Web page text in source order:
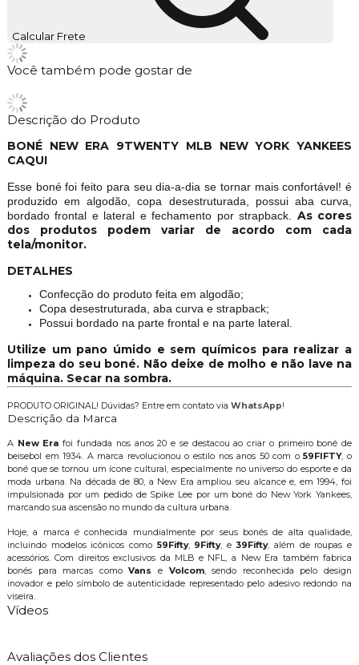
Calcular Frete
Você também pode gostar de
Descrição do Produto
BONÉ NEW ERA 9TWENTY MLB NEW YORK YANKEES
CAQUI
Esse boné foi feito para seu dia-a-dia se tornar mais confortável! é
produzido em algodão, copa desestruturada, possui aba curva,
bordado frontal e lateral e fechamento por strapback. As cores
dos produtos podem variar de acordo com cada
tela/monitor.
DETALHES
Confecção do produto feita em algodão;
Copa desestruturada, aba curva e strapback;
Possui bordado na parte frontal e na parte lateral.
Utilize um pano úmido e sem químicos para realizar a
limpeza do seu boné. Não deixe de molho e não lave na
máquina. Secar na sombra.
PRODUTO ORIGINAL! Dúvidas? Entre em contato via WhatsApp!
Descrição da Marca
A New Era foi fundada nos anos 20 e se destacou ao criar o primeiro boné de
beisebol em 1934. A marca revolucionou o estilo nos anos 50 com o59FIFTY, o
boné que se tornou um ícone cultural, especialmente no universo do esporte e da
moda urbana. Na década de 80, a New Era ampliou seu alcance e, em 1994, foi
impulsionada por um pedido de Spike Lee por um boné do New York Yankees,
marcando sua ascensão no mundo da cultura urbana.
Hoje, a marca é conhecida mundialmente por seus bonés de alta qualidade,
incluindo modelos icônicos como 59Fifty, 9Fifty, e 39Fifty, além de roupas e
acessórios. Com direitos exclusivos da MLB e NFL, a New Era também fabrica
bonés para marcas comoVans e Volcom, sendo reconhecida pelo design
inovador e pelo símbolo de autenticidade representado pelo adesivo redondo na
viseira.
Vídeos
Avaliações dos Clientes